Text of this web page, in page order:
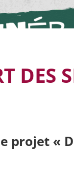
DES
projet «